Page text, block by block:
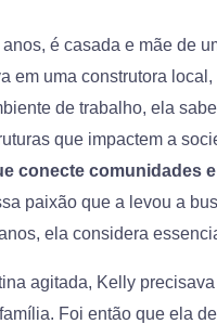
é casada e mãe de
em uma construtora
de trabalho, ela
que impactem a
conecte comunidades
paixão que a levou a
ela considera
agitada, Kelly
Foi então que ela